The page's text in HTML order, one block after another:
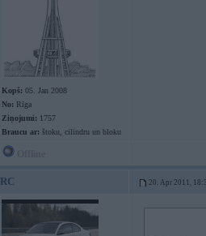
Kopš: 05. Jan 2008
No: Rīga
Ziņojumi: 1757
Braucu ar: štoku, cilindru un bloku
RC 20. Apr 2011,